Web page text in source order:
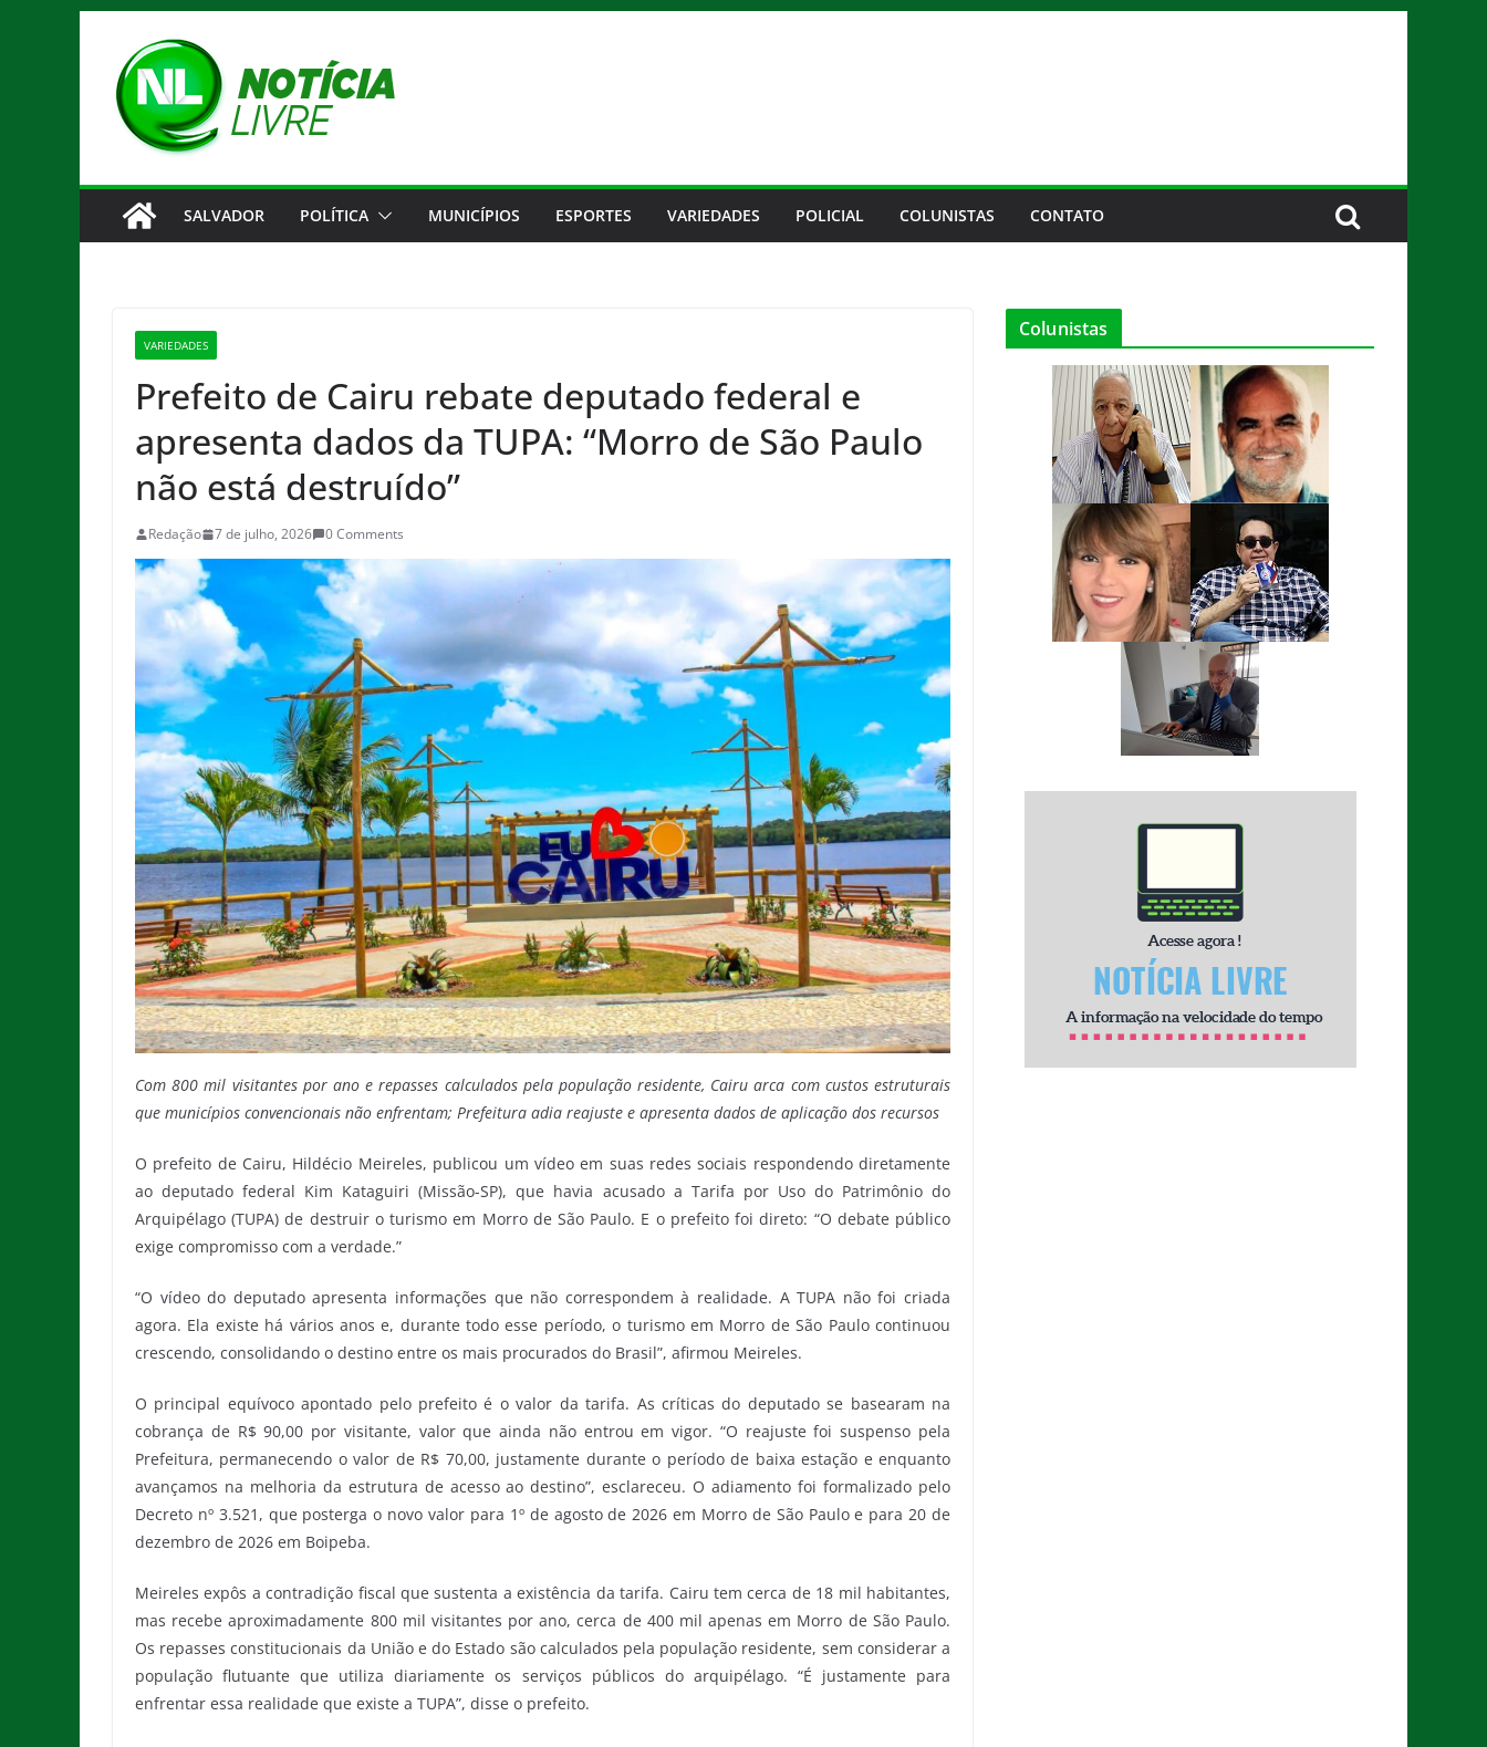
conteúdo
SALVADOR POLÍTICA MUNICÍPIOS ESPORTES VARIEDADES POLICIAL COLUNISTAS CONTATO
VARIEDADES
Prefeito de Cairu rebate deputado federal e
apresenta dados da TUPA: “Morro de São Paulo
não está destruído”
Redação 7 de julho, 2026 0 Comments
Com 800 mil visitantes por ano e repasses calculados pela população residente, Cairu arca com custos estruturais
que municípios convencionais não enfrentam; Prefeitura adia reajuste e apresenta dados de aplicação dos recursos
O prefeito de Cairu, Hildécio Meireles, publicou um vídeo em suas redes sociais respondendo diretamente
ao deputado federal Kim Kataguiri (Missão-SP), que havia acusado a Tarifa por Uso do Patrimônio do
Arquipélago (TUPA) de destruir o turismo em Morro de São Paulo. E o prefeito foi direto: “O debate público
exige compromisso com a verdade.”
“O vídeo do deputado apresenta informações que não correspondem à realidade. A TUPA não foi criada
agora. Ela existe há vários anos e, durante todo esse período, o turismo em Morro de São Paulo continuou
crescendo, consolidando o destino entre os mais procurados do Brasil”, afirmou Meireles.
O principal equívoco apontado pelo prefeito é o valor da tarifa. As críticas do deputado se basearam na
cobrança de R$ 90,00 por visitante, valor que ainda não entrou em vigor. “O reajuste foi suspenso pela
Prefeitura, permanecendo o valor de R$ 70,00, justamente durante o período de baixa estação e enquanto
avançamos na melhoria da estrutura de acesso ao destino”, esclareceu. O adiamento foi formalizado pelo
Decreto nº 3.521, que posterga o novo valor para 1º de agosto de 2026 em Morro de São Paulo e para 20 de
dezembro de 2026 em Boipeba.
Meireles expôs a contradição fiscal que sustenta a existência da tarifa. Cairu tem cerca de 18 mil habitantes,
mas recebe aproximadamente 800 mil visitantes por ano, cerca de 400 mil apenas em Morro de São Paulo.
Os repasses constitucionais da União e do Estado são calculados pela população residente, sem considerar a
população flutuante que utiliza diariamente os serviços públicos do arquipélago. “É justamente para
enfrentar essa realidade que existe a TUPA”, disse o prefeito.
Colunistas